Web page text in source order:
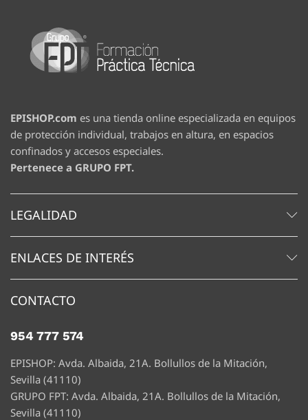
EPISHOP.com es una tienda online especializada en equipos
de protección individual, trabajos en altura, en espacios
confinados y accesos especiales.
Pertenece a GRUPO FPT.
LEGALIDAD
ENLACES DE INTERÉS
CONTACTO
954 777 574
EPISHOP: Avda. Albaida, 21A. Bollullos de la Mitación,
Sevilla (41110)
GRUPO FPT: Avda. Albaida, 21A. Bollullos de la Mitación,
Sevilla (41110)